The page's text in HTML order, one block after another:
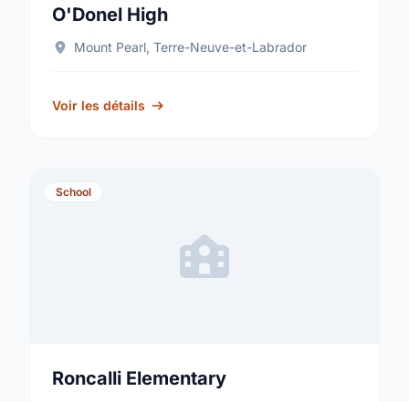
O'Donel High
Mount Pearl, Terre-Neuve-et-Labrador
Voir les détails
School
Roncalli Elementary